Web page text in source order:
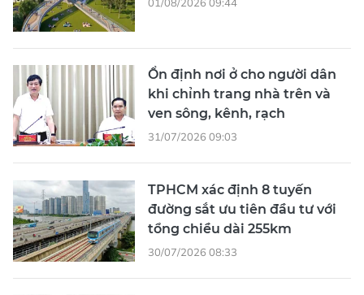
Ổn định nơi ở cho người dân
khi chỉnh trang nhà trên và
ven sông, kênh, rạch
31/07/2026 09:03
TPHCM xác định 8 tuyến
đường sắt ưu tiên đầu tư với
tổng chiều dài 255km
30/07/2026 08:33